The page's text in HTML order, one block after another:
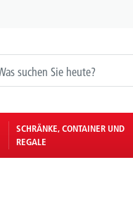
SCHRÄNKE, CONTAINER UND
REGALE